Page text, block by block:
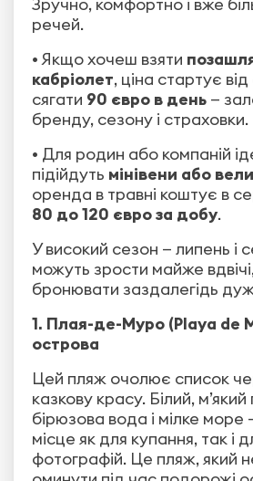
речей.
• Якщо хочеш взяти
кабріолет, ціна стартує від
сягати 90 євро в день —
бренду, сезону і страховки.
• Для родин або компаній
підійдуть мінівени або
оренда в травні коштує в
80 до 120 євро за добу.
У високий сезон — липень і
можуть зрости майже
бронювати заздалегідь
1. Плая-де-Муро (Playa de
острова
Цей пляж очолює список
казкову красу. Білий,
бірюзова вода і мілке море
місце як для купання, так і
фотографій. Це пляж, який